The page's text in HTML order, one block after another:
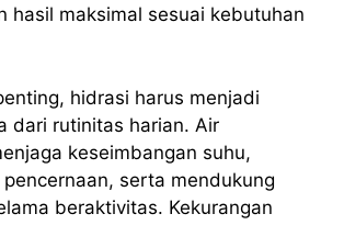
hasil maksimal sesuai kebutuhan
hidrasi harus menjadi
dari rutinitas harian. Air
keseimbangan suhu,
serta mendukung
beraktivitas. Kekurangan